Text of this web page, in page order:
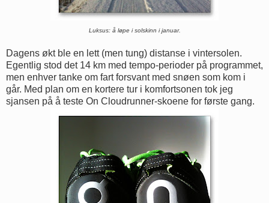
Luksus: å løpe i solskinn i januar.
Dagens økt ble en lett (men tung) distanse i vintersolen.
Egentlig stod det 14 km med tempo-perioder på programmet,
men enhver tanke om fart forsvant med snøen som kom i
går. Med plan om en kortere tur i komfortsonen tok jeg
sjansen på å teste On Cloudrunner-skoene for første gang.